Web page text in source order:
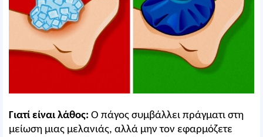
Γιατί είναι λάθος: Ο πάγος συμβάλλει πράγματι στη
μείωση μιας μελανιάς, αλλά μην τον εφαρμόζετε